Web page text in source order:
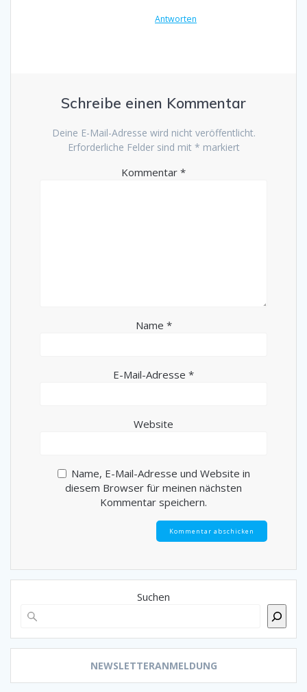
Antworten
Schreibe einen Kommentar
Deine E-Mail-Adresse wird nicht veröffentlicht.
Erforderliche Felder sind mit * markiert
Kommentar *
Name *
E-Mail-Adresse *
Website
Name, E-Mail-Adresse und Website in
diesem Browser für meinen nächsten
Kommentar speichern.
Suchen
NEWSLETTERANMELDUNG